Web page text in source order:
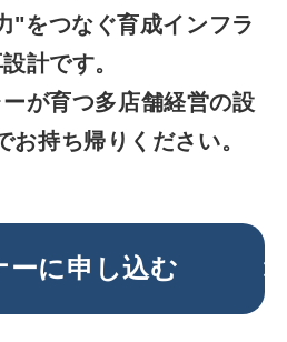
"をつなぐ育成インフラ
計です。
が育つ多店舗経営の設
お持ち帰りください。
ーに申し込む